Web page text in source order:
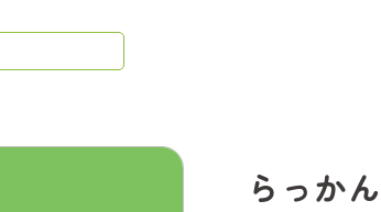
らっか